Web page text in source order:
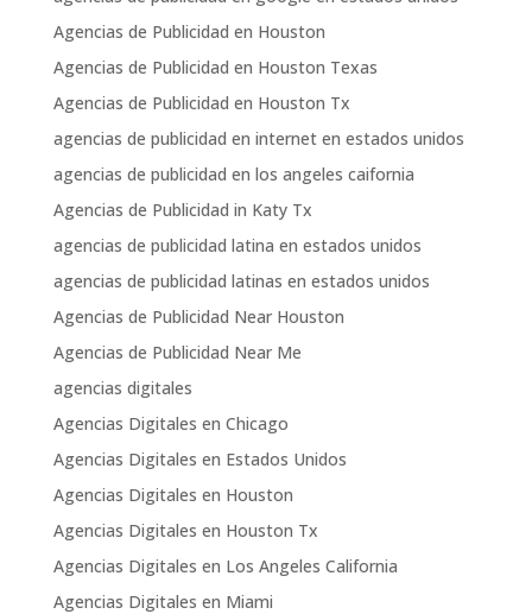
Agencias de Publicidad en Houston
Agencias de Publicidad en Houston Texas
Agencias de Publicidad en Houston Tx
agencias de publicidad en internet en estados unidos
agencias de publicidad en los angeles caifornia
Agencias de Publicidad in Katy Tx
agencias de publicidad latina en estados unidos
agencias de publicidad latinas en estados unidos
Agencias de Publicidad Near Houston
Agencias de Publicidad Near Me
agencias digitales
Agencias Digitales en Chicago
Agencias Digitales en Estados Unidos
Agencias Digitales en Houston
Agencias Digitales en Houston Tx
Agencias Digitales en Los Angeles California
Agencias Digitales en Miami